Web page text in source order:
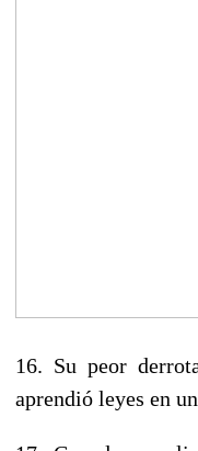
16. Su peor
aprendió leyes en